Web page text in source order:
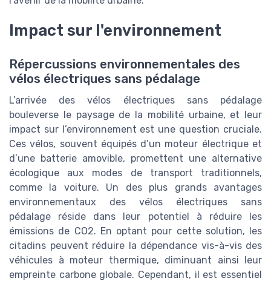
Impact sur l'environnement
Répercussions environnementales des
vélos électriques sans pédalage
L’arrivée des vélos électriques sans pédalage
bouleverse le paysage de la mobilité urbaine, et leur
impact sur l’environnement est une question cruciale.
Ces vélos, souvent équipés d’un moteur électrique et
d’une batterie amovible, promettent une alternative
écologique aux modes de transport traditionnels,
comme la voiture. Un des plus grands avantages
environnementaux des vélos électriques sans
pédalage réside dans leur potentiel à réduire les
émissions de CO2. En optant pour cette solution, les
citadins peuvent réduire la dépendance vis-à-vis des
véhicules à moteur thermique, diminuant ainsi leur
empreinte carbone globale. Cependant, il est essentiel